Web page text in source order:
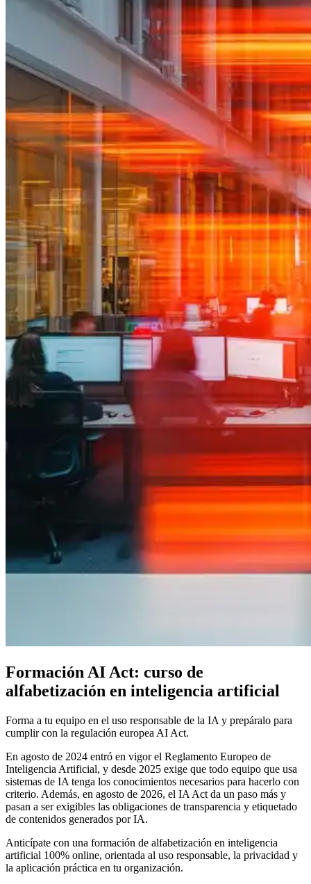
Formación AI Act: curso de
alfabetización en inteligencia artificial
Forma a tu equipo en el uso responsable de la IA y prepáralo para
cumplir con la regulación europea AI Act.
En agosto de 2024 entró en vigor el Reglamento Europeo de
Inteligencia Artificial, y desde 2025 exige que todo equipo que usa
sistemas de IA tenga los conocimientos necesarios para hacerlo con
criterio. Además, en agosto de 2026, el IA Act da un paso más y
pasan a ser exigibles las obligaciones de transparencia y etiquetado
de contenidos generados por IA.
Anticípate con una formación de alfabetización en inteligencia
artificial 100% online, orientada al uso responsable, la privacidad y
la aplicación práctica en tu organización.